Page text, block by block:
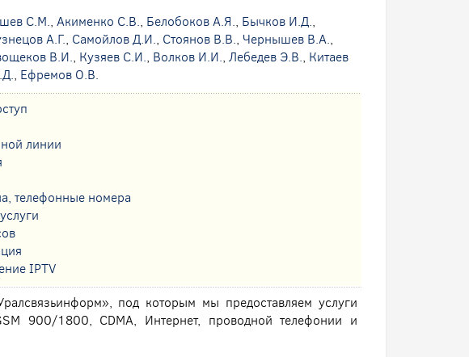
С.М., Акименко С.В., Белобоков А.Я., Бычков И.Д.,
А.Г., Самойлов Д.И., Стоянов В.В., Чернышев В.А.,
В.И., Кузяев С.И., Волков И.И., Лебедев Э.В., Китаев
, Ефремов О.В.
линии
телефонные номера
IPTV
под которым мы предоставляем услуги
900/1800, CDMA, Интернет, проводной телефонии и